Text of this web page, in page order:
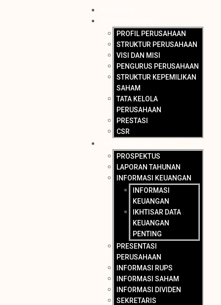
PROFIL PERUSAHAAN
STRUKTUR PERUSAHAAN
VISI DAN MISI
PENGURUS PERUSAHAAN
STRUKTUR KEPEMILIKAN
SAHAM
TATA KELOLA
PERUSAHAAN
PRESTASI
CSR
PROSPEKTUS
LAPORAN TAHUNAN
INFORMASI KEUANGAN
INFORMASI
KEUANGAN
IKHTISAR DATA
KEUANGAN
PENTING
PRESENTASI
PERUSAHAAN
INFORMASI RUPS
INFORMASI SAHAM
INFORMASI DIVIDEN
SEKRETARIS